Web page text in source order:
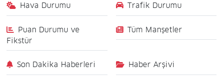
Hava Durumu Trafik Durumu
Puan Durumu ve
Fikstür
Tüm Manşetler
Son Dakika Haberleri Haber Arşivi